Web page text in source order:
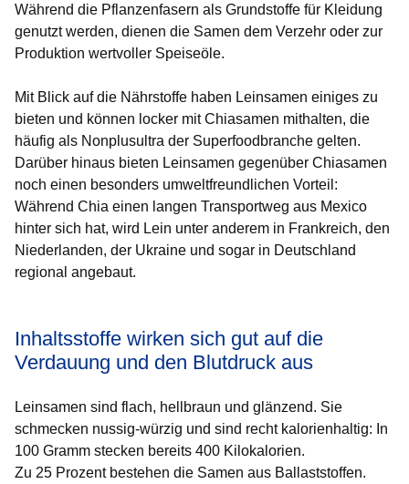
Während die Pflanzenfasern als Grundstoffe für Kleidung
genutzt werden, dienen die Samen dem Verzehr oder zur
Produktion wertvoller Speiseöle.
Mit Blick auf die Nährstoffe haben Leinsamen einiges zu
bieten und können locker mit Chiasamen mithalten, die
häufig als Nonplusultra der Superfoodbranche gelten.
Darüber hinaus bieten Leinsamen gegenüber Chiasamen
noch einen besonders umweltfreundlichen Vorteil:
Während Chia einen langen Transportweg aus Mexico
hinter sich hat, wird Lein unter anderem in Frankreich, den
Niederlanden, der Ukraine und sogar in Deutschland
regional angebaut.
Inhaltsstoffe wirken sich gut auf die
Verdauung und den Blutdruck aus
Leinsamen sind flach, hellbraun und glänzend. Sie
schmecken nussig-würzig und sind recht kalorienhaltig: In
100 Gramm stecken bereits 400 Kilokalorien.
Zu 25 Prozent bestehen die Samen aus Ballaststoffen.